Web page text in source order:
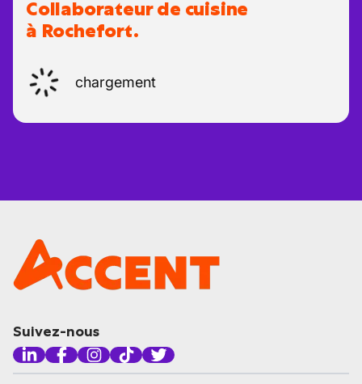
Collaborateur de cuisine
à Rochefort.
chargement
Suivez-nous